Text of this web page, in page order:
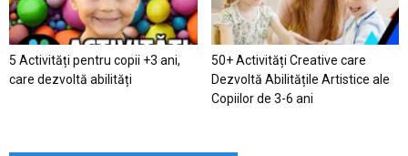
5 Activități pentru copii +3 ani,
care dezvoltă abilități
50+ Activități Creative care
Dezvoltă Abilitățile Artistice ale
Copiilor de 3-6 ani